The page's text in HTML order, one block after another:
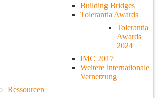
Building Bridges
Tolerantia Awards
Tolerantia
Awards
2024
IMC 2017
Weitere internationale
Vernetzung
Ressourcen